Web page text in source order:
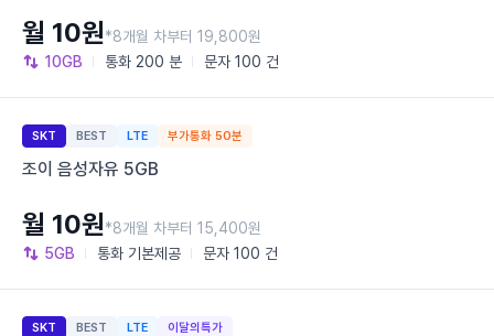
10GB 통화 200 분 문자 100 건
월 10원*8개월 차부터 19,800원
SKT BEST LTE 부가통화 50분
조이 음성자유 5GB
5GB 통화 기본제공 문자 100 건
월 10원*8개월 차부터 15,400원
SKT BEST LTE 이달의특가